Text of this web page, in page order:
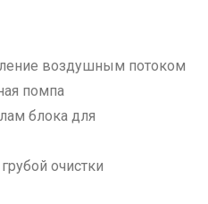
воздушным потоком
помпа
блока для
очистки